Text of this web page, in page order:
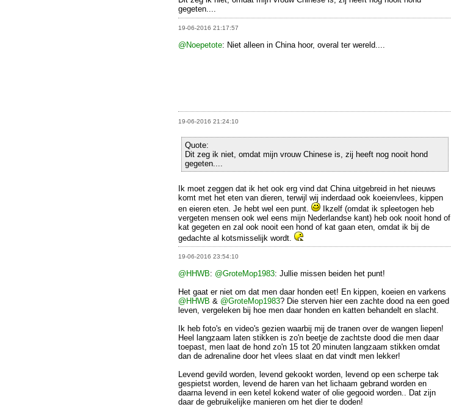
gegeten....
19-06-2016 21:17:57
@Noepetote: Niet alleen in China hoor, overal ter wereld....
19-06-2016 21:24:10
Quote:
Dit zeg ik niet, omdat mijn vrouw Chinese is, zij heeft nog nooit hond
gegeten....
Ik moet zeggen dat ik het ook erg vind dat China uitgebreid in het nieuws
komt met het eten van dieren, terwijl wij inderdaad ook koeienvlees, kippen
en eieren eten. Je hebt wel een punt.
Ikzelf (omdat ik spleetogen heb
vergeten mensen ook wel eens mijn Nederlandse kant) heb ook nooit hond of
kat gegeten en zal ook nooit een hond of kat gaan eten, omdat ik bij de
gedachte al kotsmisselijk wordt.
19-06-2016 23:54:10
@HHWB: @GroteMop1983: Jullie missen beiden het punt!
Het gaat er niet om dat men daar honden eet! En kippen, koeien en varkens
@HHWB & @GroteMop1983? Die sterven hier een zachte dood na een goed
leven, vergeleken bij hoe men daar honden en katten behandelt en slacht.
Ik heb foto's en video's gezien waarbij mij de tranen over de wangen liepen!
Heel langzaam laten stikken is zo'n beetje de zachtste dood die men daar
toepast, men laat de hond zo'n 15 tot 20 minuten langzaam stikken omdat
dan de adrenaline door het vlees slaat en dat vindt men lekker!
Levend gevild worden, levend gekookt worden, levend op een scherpe tak
gespietst worden, levend de haren van het lichaam gebrand worden en
daarna levend in een ketel kokend water of olie gegooid worden.. Dat zijn
daar de gebruikelijke manieren om het dier te doden!